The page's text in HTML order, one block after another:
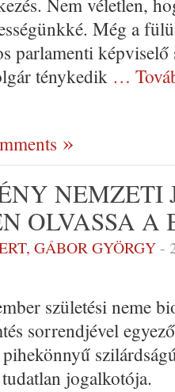
Még a
parlamenti
ténykedik …
NEMZETI
OLVASSA A
GÁBOR GYÖRGY-
születési neme
sorrendjével
jogalkotója.